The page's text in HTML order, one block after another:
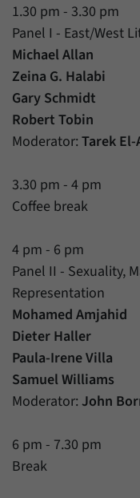
1.30 pm - 3.30 pm
Panel I - East/West
Michael Allan
Zeina G. Halabi
Gary Schmidt
Robert Tobin
Moderator: Tarek El-
3.30 pm - 4 pm
Coffee break
4 pm - 6 pm
Panel II - Sexuality,
Representation
Mohamed Amjahid
Dieter Haller
Paula-Irene Villa
Samuel Williams
Moderator: John
6 pm - 7.30 pm
Break